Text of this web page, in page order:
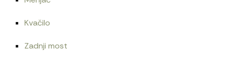
Kvačilo
Zadnji most